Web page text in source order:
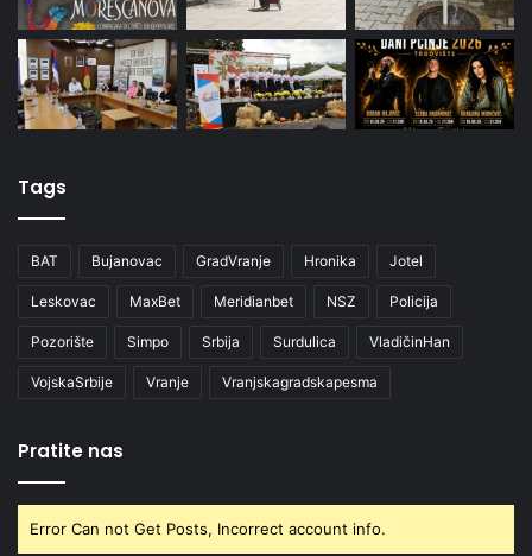
Tags
BAT Bujanovac GradVranje Hronika Jotel
Leskovac MaxBet Meridianbet NSZ Policija
Pozorište Simpo Srbija Surdulica VladičinHan
VojskaSrbije Vranje Vranjskagradskapesma
Pratite nas
Error Can not Get Posts, Incorrect account info.